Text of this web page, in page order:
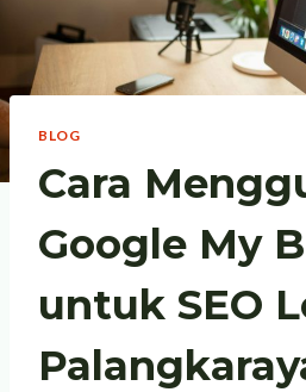
BLOG
Cara
Google My
untuk SEO